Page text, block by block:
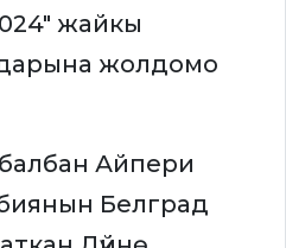
жайкы
жолдомо
Айпери
Белград